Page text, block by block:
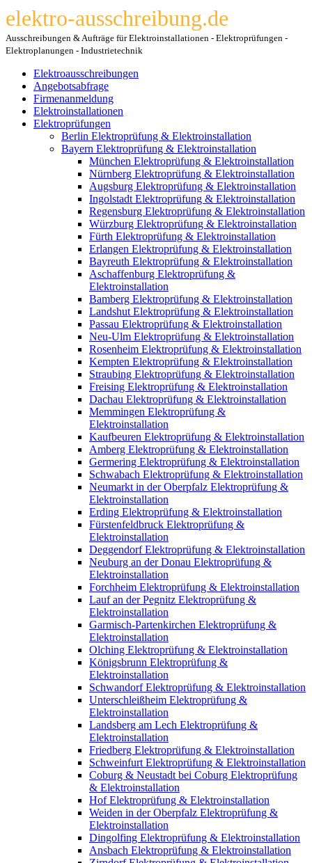
elektro-ausschreibung.de
Ausschreibungen & Aufträge für Elektroinstallationen - Elektroprüfungen -
Elektroplanungen - Industrietechnik
Elektroausschreibungen
Angebotsabfrage
Firmenanmeldung
Elektroinstallationen
Elektroprüfungen
Berlin Elektroprüfung & Elektroinstallation
Bayern Elektroprüfung & Elektroinstallation
München Elektroprüfung & Elektroinstallation
Nürnberg Elektroprüfung & Elektroinstallation
Augsburg Elektroprüfung & Elektroinstallation
Ingolstadt Elektroprüfung & Elektroinstallation
Regensburg Elektroprüfung & Elektroinstallation
Würzburg Elektroprüfung & Elektroinstallation
Fürth Elektroprüfung & Elektroinstallation
Erlangen Elektroprüfung & Elektroinstallation
Bayreuth Elektroprüfung & Elektroinstallation
Aschaffenburg Elektroprüfung &
Elektroinstallation
Bamberg Elektroprüfung & Elektroinstallation
Landshut Elektroprüfung & Elektroinstallation
Passau Elektroprüfung & Elektroinstallation
Neu-Ulm Elektroprüfung & Elektroinstallation
Rosenheim Elektroprüfung & Elektroinstallation
Kempten Elektroprüfung & Elektroinstallation
Straubing Elektroprüfung & Elektroinstallation
Freising Elektroprüfung & Elektroinstallation
Dachau Elektroprüfung & Elektroinstallation
Memmingen Elektroprüfung &
Elektroinstallation
Kaufbeuren Elektroprüfung & Elektroinstallation
Amberg Elektroprüfung & Elektroinstallation
Germering Elektroprüfung & Elektroinstallation
Schwabach Elektroprüfung & Elektroinstallation
Neumarkt in der Oberpfalz Elektroprüfung &
Elektroinstallation
Erding Elektroprüfung & Elektroinstallation
Fürstenfeldbruck Elektroprüfung &
Elektroinstallation
Deggendorf Elektroprüfung & Elektroinstallation
Neuburg an der Donau Elektroprüfung &
Elektroinstallation
Forchheim Elektroprüfung & Elektroinstallation
Lauf an der Pegnitz Elektroprüfung &
Elektroinstallation
Garmisch-Partenkirchen Elektroprüfung &
Elektroinstallation
Olching Elektroprüfung & Elektroinstallation
Königsbrunn Elektroprüfung &
Elektroinstallation
Schwandorf Elektroprüfung & Elektroinstallation
Unterschleißheim Elektroprüfung &
Elektroinstallation
Landsberg am Lech Elektroprüfung &
Elektroinstallation
Friedberg Elektroprüfung & Elektroinstallation
Schweinfurt Elektroprüfung & Elektroinstallation
Coburg & Neustadt bei Coburg Elektroprüfung
& Elektroinstallation
Hof Elektroprüfung & Elektroinstallation
Weiden in der Oberpfalz Elektroprüfung &
Elektroinstallation
Dingolfing Elektroprüfung & Elektroinstallation
Ansbach Elektroprüfung & Elektroinstallation